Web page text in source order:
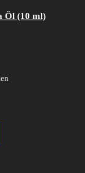
Öl (10 ml)